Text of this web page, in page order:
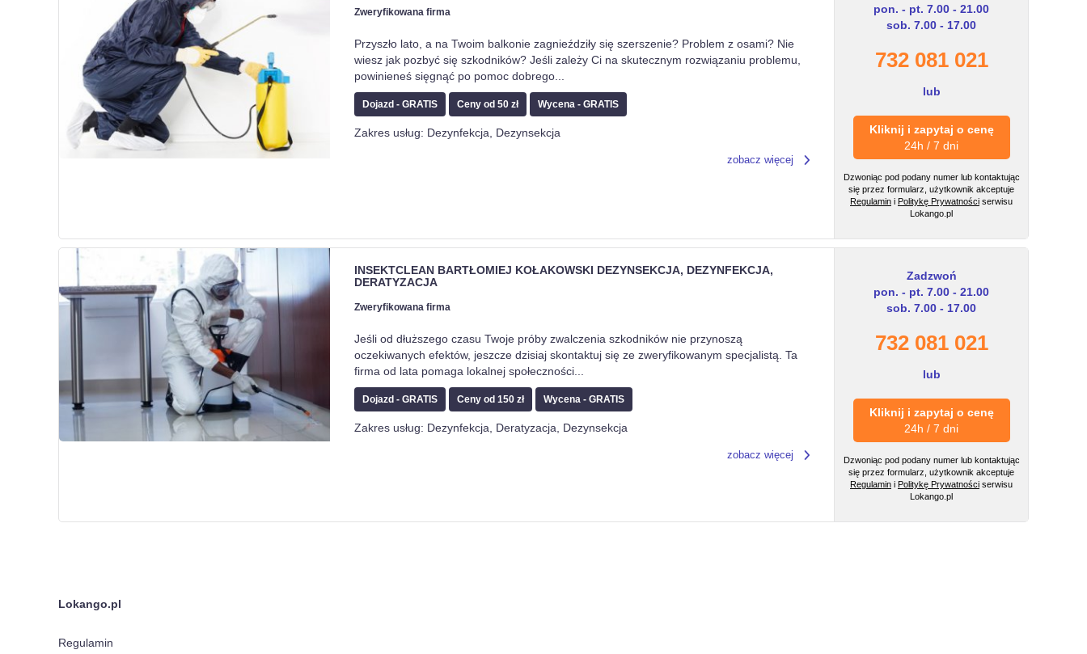
Zweryfikowana firma
Przyszło lato, a na Twoim balkonie zagnieździły się szerszenie? Problem z osami? Nie
wiesz jak pozbyć się szkodników? Jeśli zależy Ci na skutecznym rozwiązaniu problemu,
powinieneś sięgnąć po pomoc dobrego
Dojazd - GRATIS Ceny od 50 zł Wycena - GRATIS
Zakres usług: Dezynfekcja, Dezynsekcja
zobacz więcej
pon. - pt. 7.00 - 21.00
sob. 7.00 - 17.00
732 081 021
lub
Kliknij i zapytaj o cenę
24h / 7 dni
Dzwoniąc pod podany numer lub kontaktując
się przez formularz, użytkownik akceptuje
Regulamin i Politykę Prywatności serwisu
Lokango.pl
INSEKTCLEAN BARTŁOMIEJ KOŁAKOWSKI DEZYNSEKCJA, DEZYNFEKCJA,
DERATYZACJA
Zweryfikowana firma
Jeśli od dłuższego czasu Twoje próby zwalczenia szkodników nie przynoszą
oczekiwanych efektów, jeszcze dzisiaj skontaktuj się ze zweryfikowanym specjalistą. Ta
firma od lata pomaga lokalnej społeczności
Dojazd - GRATIS Ceny od 150 zł Wycena - GRATIS
Zakres usług: Dezynfekcja, Deratyzacja, Dezynsekcja
zobacz więcej
Zadzwoń
pon. - pt. 7.00 - 21.00
sob. 7.00 - 17.00
732 081 021
lub
Kliknij i zapytaj o cenę
24h / 7 dni
Dzwoniąc pod podany numer lub kontaktując
się przez formularz, użytkownik akceptuje
Regulamin i Politykę Prywatności serwisu
Lokango.pl
Lokango.pl
Regulamin